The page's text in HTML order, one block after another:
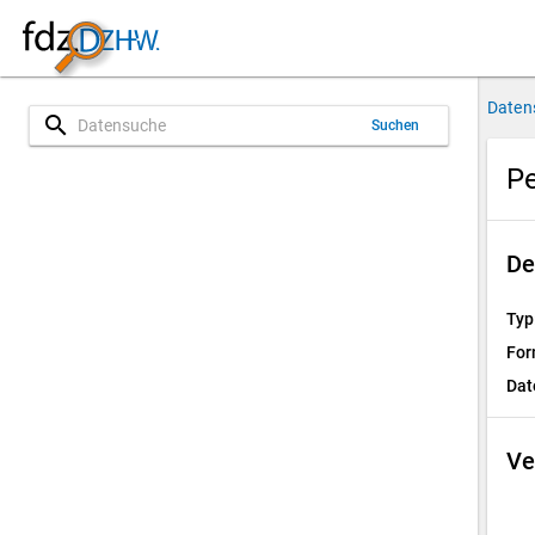
search Suchen